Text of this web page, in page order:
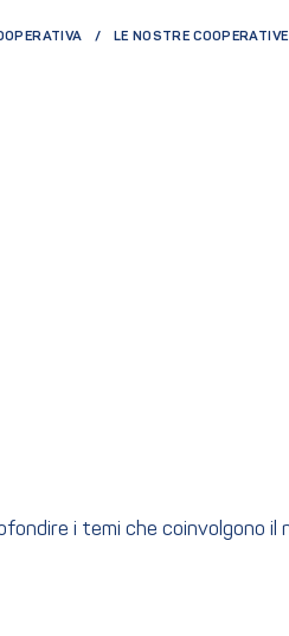
LE NOSTRE COOPERATIVE
i temi che coinvolgono il